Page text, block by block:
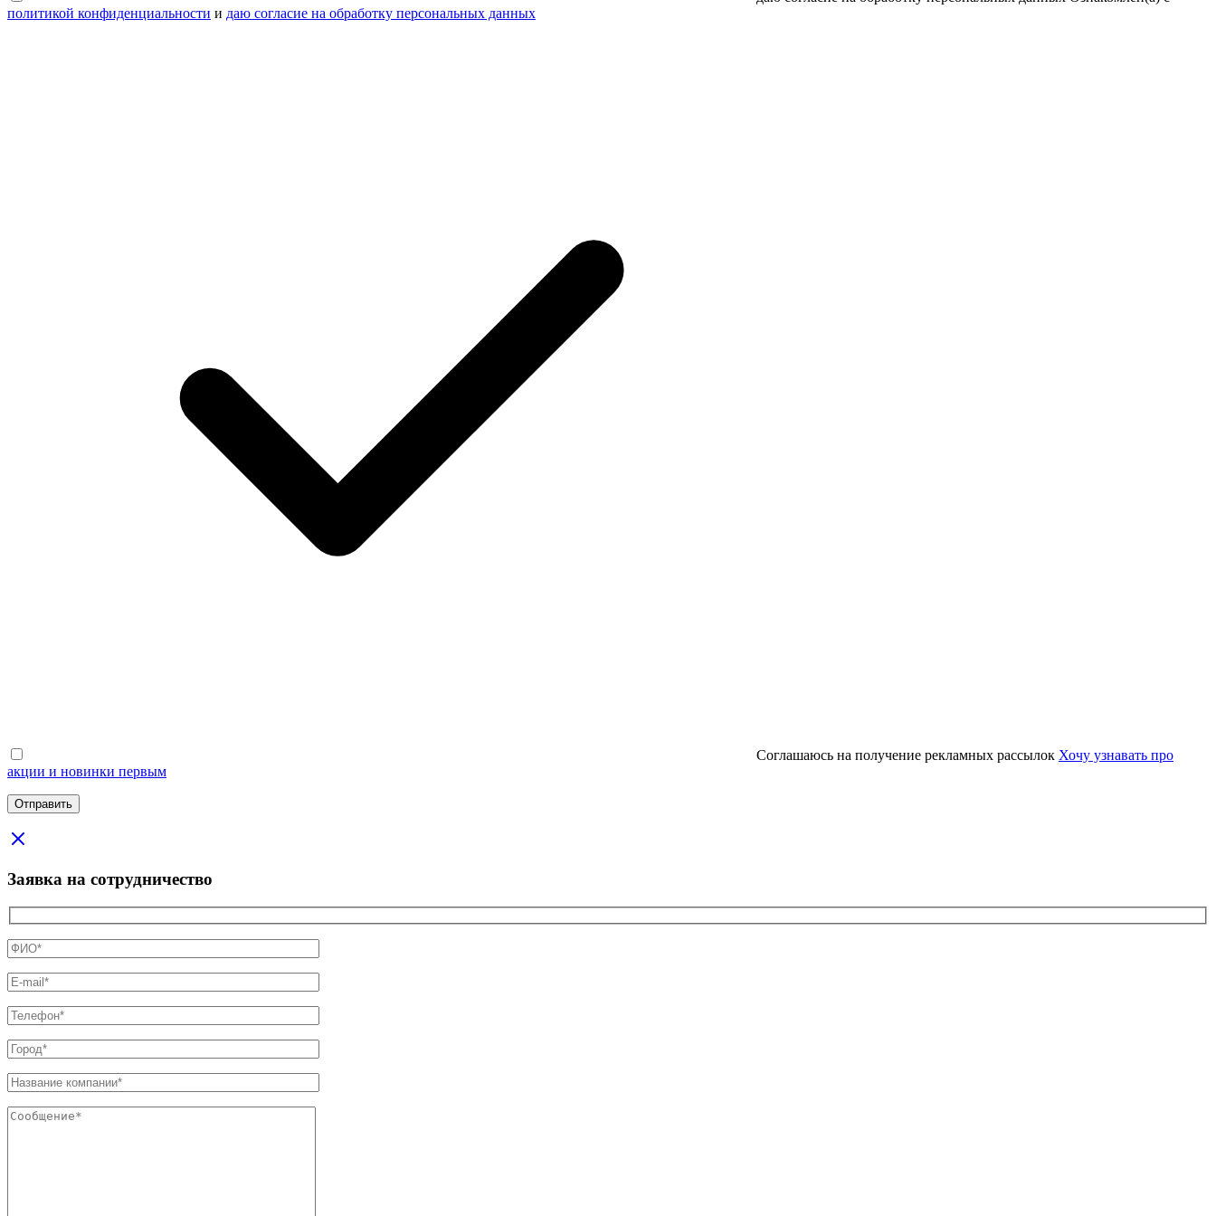
политикой конфиденциальности и даю согласие на обработку персональных данных
Соглашаюсь на получение рекламных рассылок Хочу узнавать про
акции и новинки первым
Заявка на сотрудничество